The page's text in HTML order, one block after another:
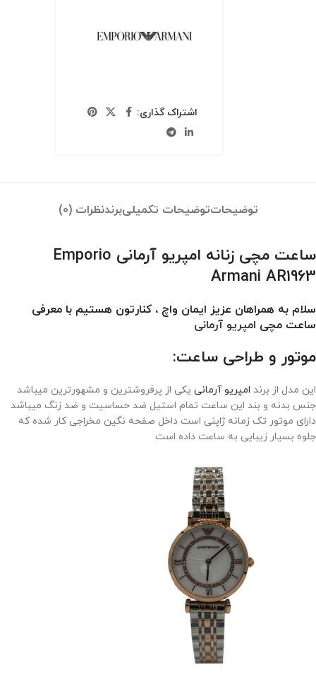
اشتراک گذاری:
توضیحاتتوضیحات تکمیلیبرندنظرات (0)
ساعت مچی زنانه امپریو آرمانی Emporio
Armani AR1963
سلام به همراهان عزیز ایمان واچ ، کنارتون هستیم با معرفی
ساعت مچی امپریو آرمانی
موتور و طراحی ساعت:
این مدل از برند امپریو آرمانی یکی از پرفروشترین و مشهورترین میباشد
جنس بدنه و بند این ساعت تمام استیل ضد حساسیت و ضد زنگ میباشد
دارای موتور تک زمانه ژاپنی است داخل صفحه نگین مخراجی کار شده که
جلوه بسیار زیبایی به ساعت داده است